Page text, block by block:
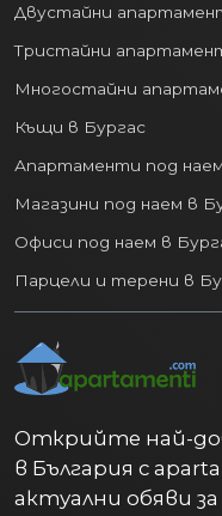
Двустайни
Тристайни
Многостайни
Къщи в Бургас
Апартаменти под
Магазини под наем в
Офиси под наем в
Парцели и терени в
Открийте най-
в България с
актуални обяви